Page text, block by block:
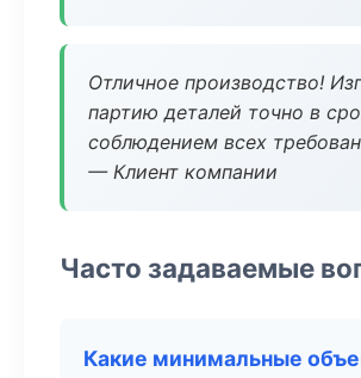
Отличное производство!
партию деталей точно в
соблюдением всех
— Клиент компании
Часто задаваемые
Какие минимальные